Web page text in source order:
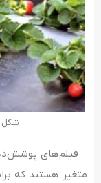
شکل 1. فیلم مالچ در کشت گوجه فرنگی
فیلم‌های